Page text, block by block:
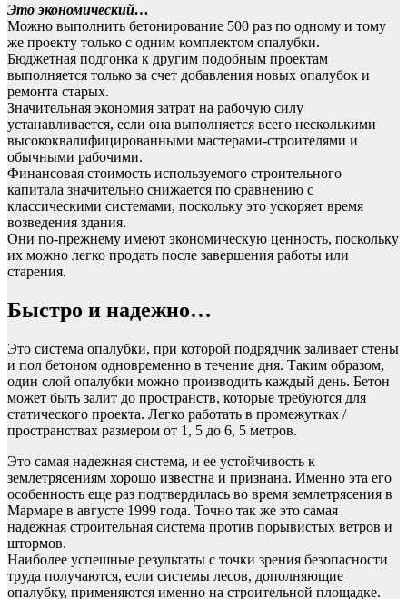
Это экономический…
Можно выполнить бетонирование 500 раз по одному и тому
же проекту только с одним комплектом опалубки.
Бюджетная подгонка к другим подобным проектам
выполняется только за счет добавления новых опалубок и
ремонта старых.
Значительная экономия затрат на рабочую силу
устанавливается, если она выполняется всего несколькими
высококвалифицированными мастерами-строителями и
обычными рабочими.
Финансовая стоимость используемого строительного
капитала значительно снижается по сравнению с
классическими системами, поскольку это ускоряет время
возведения здания.
Они по-прежнему имеют экономическую ценность, поскольку
их можно легко продать после завершения работы или
старения.
Быстро и надежно…
Это система опалубки, при которой подрядчик заливает стены
и пол бетоном одновременно в течение дня. Таким образом,
один слой опалубки можно производить каждый день. Бетон
может быть залит до пространств, которые требуются для
статического проекта. Легко работать в промежутках /
пространствах размером от 1, 5 до 6, 5 метров.
Это самая надежная система, и ее устойчивость к
землетрясениям хорошо известна и признана. Именно эта его
особенность еще раз подтвердилась во время землетрясения в
Мармаре в августе 1999 года. Точно так же это самая
надежная строительная система против порывистых ветров и
штормов.
Наиболее успешные результаты с точки зрения безопасности
труда получаются, если системы лесов, дополняющие
опалубку, применяются именно на строительной площадке.